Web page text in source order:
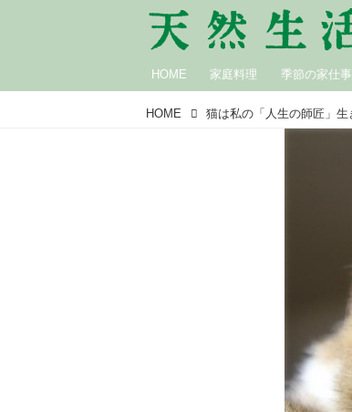
HOME 家庭料理 季節の家仕事
HOME